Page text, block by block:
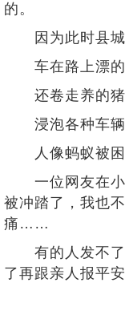
的。
因为此时县城
车在路上漂的
还卷走养的猪
浸泡各种车
人像蚂蚁被困
一位网友在小
被冲踏了，我也
痛……
有的人发不了
了再跟亲人报平安